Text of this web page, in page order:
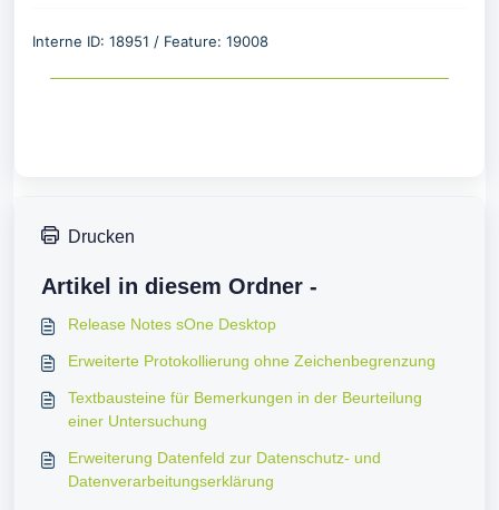
Interne ID: 18951 / Feature: 19008
Drucken
Artikel in diesem Ordner -
Release Notes sOne Desktop
Erweiterte Protokollierung ohne Zeichenbegrenzung
Textbausteine für Bemerkungen in der Beurteilung
einer Untersuchung
Erweiterung Datenfeld zur Datenschutz- und
Datenverarbeitungserklärung